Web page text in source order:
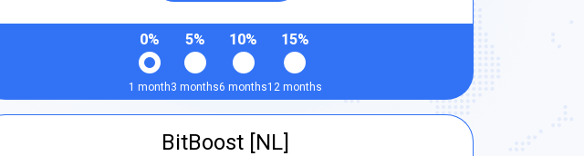
0%
1 month
5%
3 months
10%
6 months
15%
12 months
BitBoost [NL]